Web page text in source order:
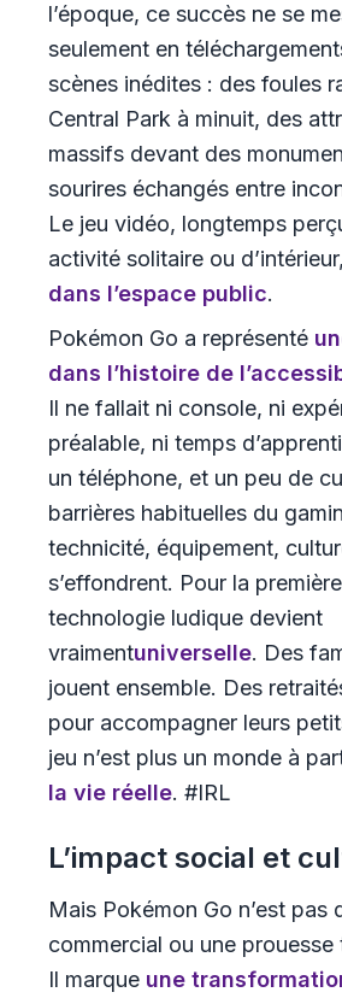
l’époque, ce succès ne se
seulement en
scènes inédites : des foules
Central Park à minuit, des
massifs devant des
sourires échangés entre
Le jeu vidéo, longtemps
activité solitaire ou d’intérieur,
dans l’espace public.
Pokémon Go a représenté
dans l’histoire de
Il ne fallait ni console, ni
préalable, ni temps
un téléphone, et un peu de
barrières habituelles du
technicité, équipement,
s’effondrent. Pour la
technologie ludique devient
vraimentuniverselle. Des
jouent ensemble. Des
pour accompagner leurs
jeu n’est plus un monde à
la vie réelle. #IRL
L’impact social et
Mais Pokémon Go n’est pas
commercial ou une
Il marque une